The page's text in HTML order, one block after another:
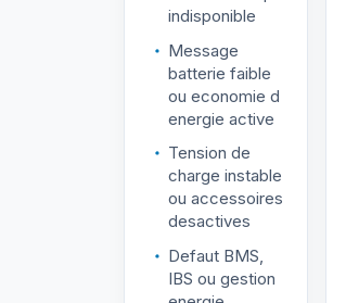
indisponible
Message
batterie faible
ou economie d
energie active
Tension de
charge instable
ou accessoires
desactives
Defaut BMS,
IBS ou gestion